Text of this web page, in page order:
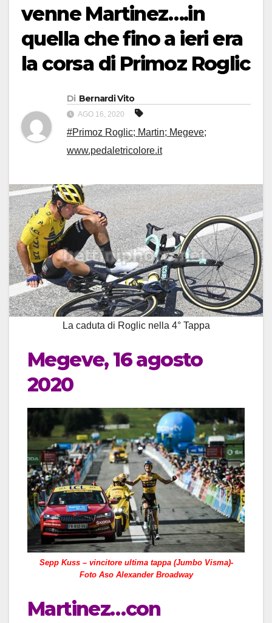
venne Martinez….in
quella che fino a ieri era
la corsa di Primoz Roglic
Di Bernardi Vito
AGO 16, 2020
#Primoz Roglic; Martin; Megeve;
www.pedaletricolore.it
La caduta di Roglic nella 4° Tappa
Megeve, 16 agosto
2020
Sepp Kuss – vincitore ultima tappa (Jumbo Visma)-
Foto Aso Alexander Broadway
Martinez…con